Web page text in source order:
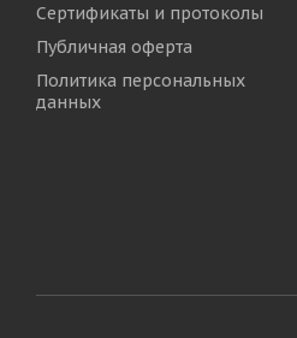
Сертификаты и протоколы
Публичная оферта
Политика персональных
данных